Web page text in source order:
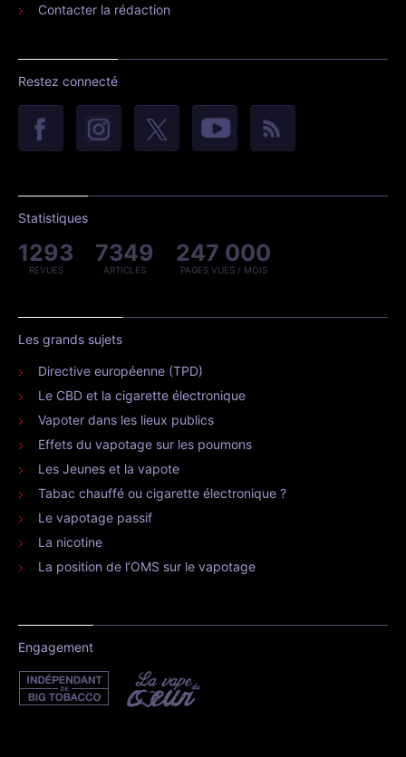
Contacter la rédaction
Restez connecté
Statistiques
1293
REVUES
7349
ARTICLES
247 000
PAGES VUES / MOIS
Les grands sujets
Directive européenne (TPD)
Le CBD et la cigarette électronique
Vapoter dans les lieux publics
Effets du vapotage sur les poumons
Les Jeunes et la vapote
Tabac chauffé ou cigarette électronique ?
Le vapotage passif
La nicotine
La position de l’OMS sur le vapotage
Engagement